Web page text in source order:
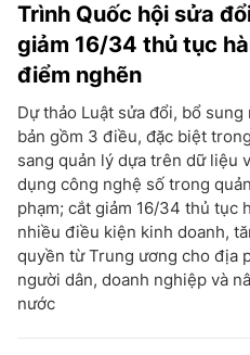
Trình Quốc hội sửa
giảm 16/34 thủ tục
điểm nghẽn
Dự thảo Luật sửa đổi, bổ
bản gồm 3 điều, đặc biệt
sang quản lý dựa trên dữ liệu
dụng công nghệ số trong
phạm; cắt giảm 16/34 thủ tục
nhiều điều kiện kinh doanh,
quyền từ Trung ương cho địa
người dân, doanh nghiệp và
nước